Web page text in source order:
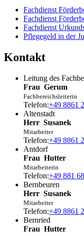
Fachdienst
Fachdienst
Fachdienst
Pflegegeld in der
Kontakt
Leitung des
Frau Gerum
Fachbereichsleiterin
Telefon:+49 8861
Altenstadt
Herr Susanek
Mitarbeiter
Telefon:+49 8861
Antdorf
Frau Hutter
Mitarbeiterin
Telefon:+49 881
Bernbeuren
Herr Susanek
Mitarbeiter
Telefon:+49 8861
Bernried
Frau Hutter